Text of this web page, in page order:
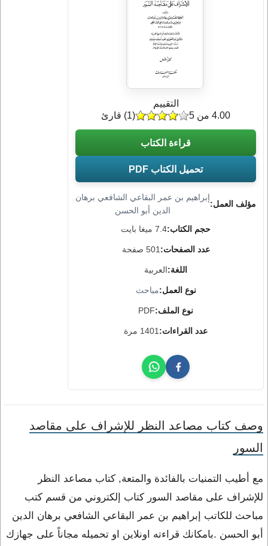
مؤلف العمل:
إبراهيم بن عمر البقاعي الشافعي برهان
الدين أبو الحسن
حجم الكتاب:7.4 ميغا بايت
عدد الصفحات: 501 صفحة
اللغة:العربية
نوع العمل:مباحث
نوع الملف:PDF
عدد القراءات: 1401 مرة
التقييم
(
1) قارئ 4.00 من 5
قراءة الكتاب
تحميل الكتاب PDF
وصف كتاب مصاعد النظر للإشراف على مقاصد
السور
مع أطيب التمنيات بالفائدة والمتعة, كتاب مصاعد النظر
للإشراف على مقاصد السور كتاب إلكتروني من قسم كتب
مباحث للكاتب إبراهيم بن عمر البقاعي الشافعي برهان الدين
أبو الحسن .بامكانك قراءته اونلاين او تحميله مجاناً على جهازك